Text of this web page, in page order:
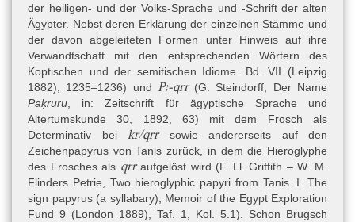
der heiligen- und der Volks-Sprache und -Schrift der alten
Ägypter. Nebst deren Erklärung der einzelnen Stämme und
der davon abgeleiteten Formen unter Hinweis auf ihre
Verwandtschaft mit den entsprechenden Wörtern des
Koptischen und der semitischen Idiome. Bd. VII (Leipzig
1882), 1235–1236) und
Pꜣ-qrr(G. Steindorff, Der Name
Paḳruru , in: Zeitschrift für ägyptische Sprache und
Altertumskunde 30, 1892, 63) mit dem Frosch als
Determinativ bei kr/qrrsowie andererseits auf den
Zeichenpapyrus von Tanis zurück, in dem die Hieroglyphe
des Frosches als qrraufgelöst wird (F. Ll. Griffith – W. M.
Flinders Petrie, Two hieroglyphic papyri from Tanis. I. The
sign papyrus (a syllabary), Memoir of the Egypt Exploration
Fund 9 (London 1889) , Taf. 1, Kol. 5.1). Schon Brugsch